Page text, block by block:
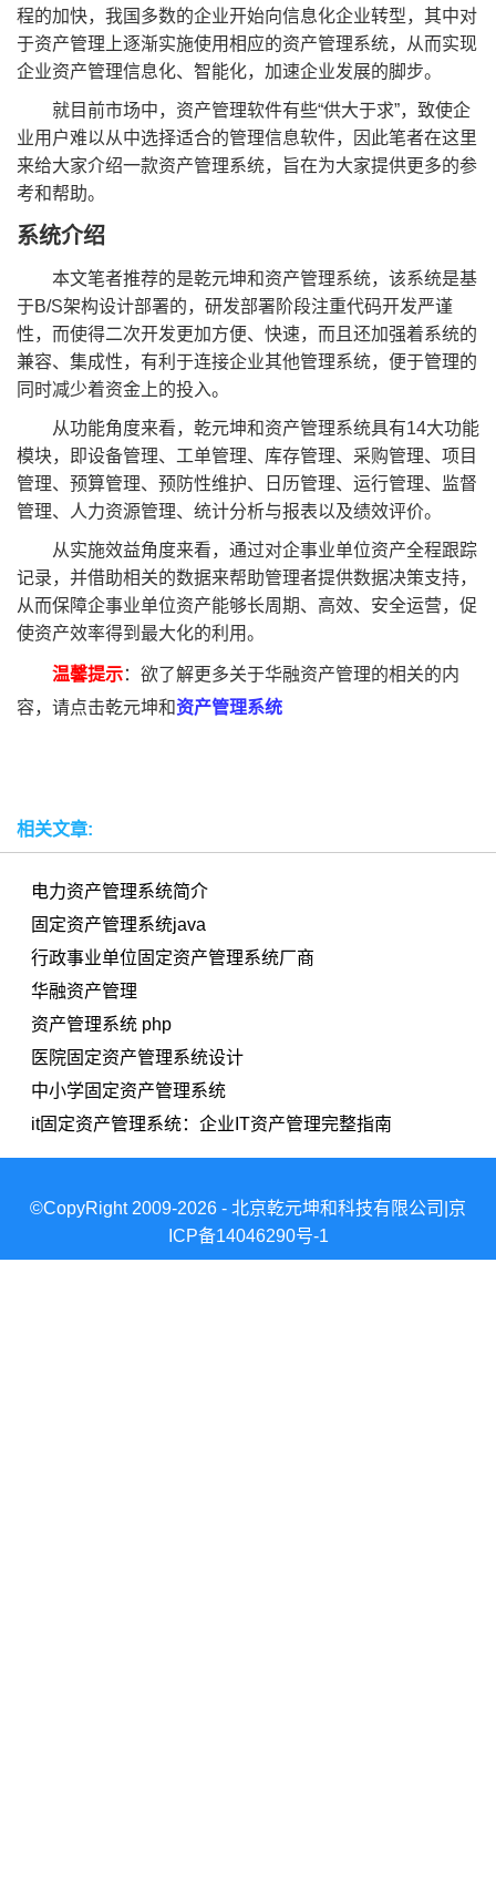
程的加快，我国多数的企业开始向信息化企业转型，其中对
于资产管理上逐渐实施使用相应的资产管理系统，从而实现
企业资产管理信息化、智能化，加速企业发展的脚步。
就目前市场中，资产管理软件有些“供大于求”，致使企
业用户难以从中选择适合的管理信息软件，因此笔者在这里
来给大家介绍一款资产管理系统，旨在为大家提供更多的参
考和帮助。
系统介绍
本文笔者推荐的是乾元坤和资产管理系统，该系统是基
于B/S架构设计部署的，研发部署阶段注重代码开发严谨
性，而使得二次开发更加方便、快速，而且还加强着系统的
兼容、集成性，有利于连接企业其他管理系统，便于管理的
同时减少着资金上的投入。
从功能角度来看，乾元坤和资产管理系统具有14大功能
模块，即设备管理、工单管理、库存管理、采购管理、项目
管理、预算管理、预防性维护、日历管理、运行管理、监督
管理、人力资源管理、统计分析与报表以及绩效评价。
从实施效益角度来看，通过对企事业单位资产全程跟踪
记录，并借助相关的数据来帮助管理者提供数据决策支持，
从而保障企事业单位资产能够长周期、高效、安全运营，促
使资产效率得到最大化的利用。
温馨提示：欲了解更多关于华融资产管理的相关的内
容，请点击乾元坤和资产管理系统
相关文章:
电力资产管理系统简介
固定资产管理系统java
行政事业单位固定资产管理系统厂商
华融资产管理
资产管理系统 php
医院固定资产管理系统设计
中小学固定资产管理系统
it固定资产管理系统：企业IT资产管理完整指南
©CopyRight 2009-2026 - 北京乾元坤和科技有限公司|京
ICP备14046290号-1